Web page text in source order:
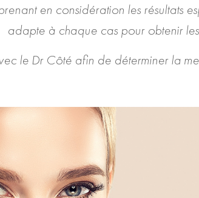
en considération les résultats
adapte à chaque cas pour obtenir les
le Dr Côté afin de déterminer la